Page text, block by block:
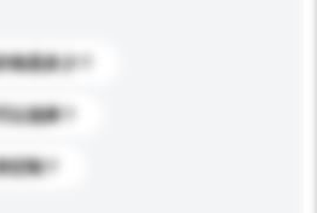
是多少？
选择？
制？